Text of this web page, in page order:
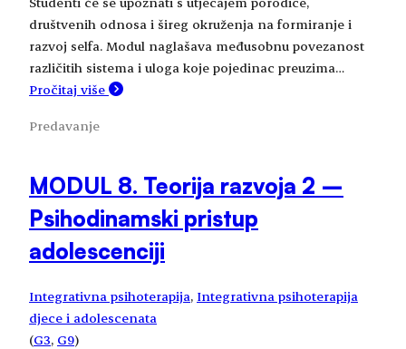
društvenih odnosa i šireg okruženja na formiranje i
razvoj selfa. Modul naglašava međusobnu povezanost
različitih sistema i uloga koje pojedinac preuzima…
Pročitaj više
Predavanje
MODUL 8. Teorija razvoja 2 –
Psihodinamski pristup
adolescenciji
Integrativna psihoterapija, Integrativna psihoterapija
djece i adolescenata
(G3, G9)